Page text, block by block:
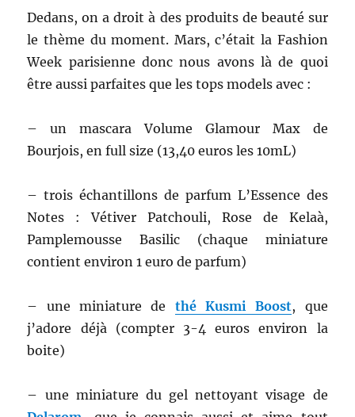
Dedans, on a droit à des produits de beauté sur
le thème du moment. Mars, c’était la Fashion
Week parisienne donc nous avons là de quoi
être aussi parfaites que les tops models avec :
– un mascara Volume Glamour Max de
Bourjois, en full size (13,40 euros les 10mL)
– trois échantillons de parfum L’Essence des
Notes : Vétiver Patchouli, Rose de Kelaà,
Pamplemousse Basilic (chaque miniature
contient environ 1 euro de parfum)
– une miniature de thé Kusmi Boost, que
j’adore déjà (compter 3-4 euros environ la
boite)
– une miniature du gel nettoyant visage de